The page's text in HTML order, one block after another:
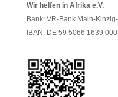
Wir helfen in Afrika e.V.
Bank: VR-Bank Main-
IBAN: DE 59 5066 1639